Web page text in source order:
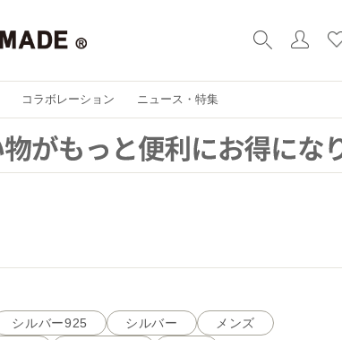
コラボレーション ニュース・特集
シルバー925 シルバー
メンズ